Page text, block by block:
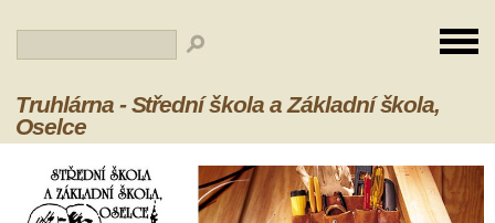
Truhlárna - Střední škola a Základní škola,
Oselce